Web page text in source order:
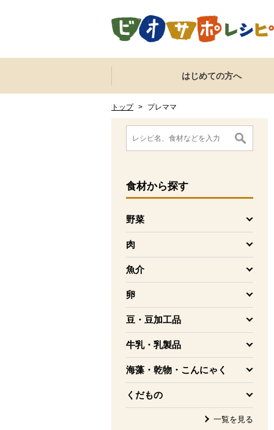
ここからサイト内共通メニューです。
サイト内共通メニューをスキップする
はじめての方へ
トップ > プレママ
ここから消費材検索メニューです。
食材から探す
野菜
を開く
肉
を開く
魚介
を開く
卵
を開く
豆・豆加工品
を開く
牛乳・乳製品
を開く
海藻・乾物・こんにゃく
を開く
くだもの
を開く
一覧を見る
消費材検索メニューここまで。
ここから本文です。